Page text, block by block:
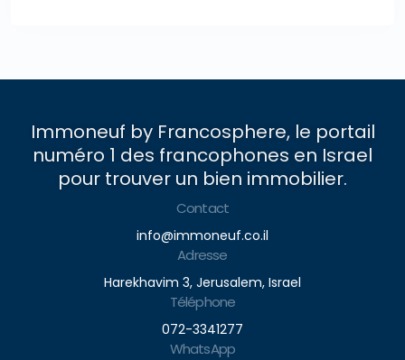
Immoneuf by Francosphere, le portail
numéro 1 des francophones en Israel
pour trouver un bien immobilier.
Contact
info@immoneuf.co.il
Adresse
Harekhavim 3, Jerusalem, Israel
Téléphone
072-3341277
WhatsApp